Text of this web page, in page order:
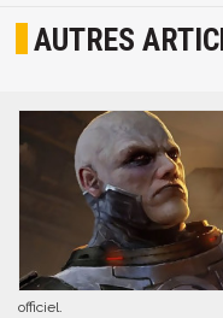
AUTRES
officiel.